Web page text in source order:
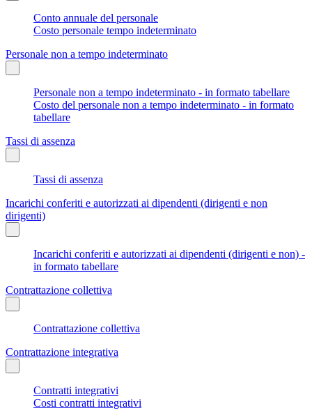
Conto annuale del personale
Costo personale tempo indeterminato
Personale non a tempo indeterminato
Personale non a tempo indeterminato - in formato tabellare
Costo del personale non a tempo indeterminato - in formato
tabellare
Tassi di assenza
Tassi di assenza
Incarichi conferiti e autorizzati ai dipendenti (dirigenti e non
dirigenti)
Incarichi conferiti e autorizzati ai dipendenti (dirigenti e non) -
in formato tabellare
Contrattazione collettiva
Contrattazione collettiva
Contrattazione integrativa
Contratti integrativi
Costi contratti integrativi